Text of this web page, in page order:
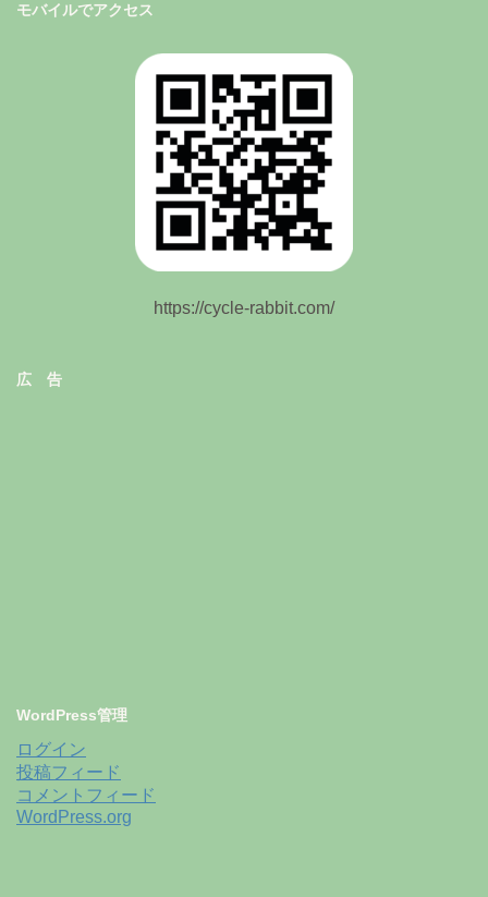
モバイルでアクセス
https://cycle-rabbit.com/
広 告
WordPress管理
ログイン
投稿フィード
コメントフィード
WordPress.org